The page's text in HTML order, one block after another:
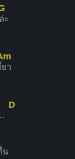
ล่ะ
ยา
D
น